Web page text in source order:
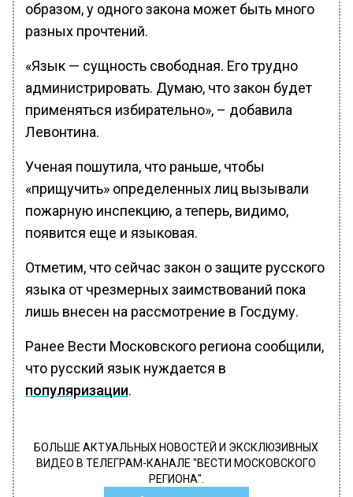
образом, у одного закона может быть много
разных прочтений.
«Язык — сущность свободная. Его трудно
администрировать. Думаю, что закон будет
применяться избирательно», – добавила
Левонтина.
Ученая пошутила, что раньше, чтобы
«прищучить» определенных лиц вызывали
пожарную инспекцию, а теперь, видимо,
появится еще и языковая.
Отметим, что сейчас закон о защите русского
языка от чрезмерных заимствований пока
лишь внесен на рассмотрение в Госдуму.
Ранее Вести Московского региона сообщили,
что русский язык нуждается в
популяризации.
БОЛЬШЕ АКТУАЛЬНЫХ НОВОСТЕЙ И ЭКСКЛЮЗИВНЫХ
ВИДЕО В ТЕЛЕГРАМ-КАНАЛЕ "ВЕСТИ МОСКОВСКОГО
РЕГИОНА".